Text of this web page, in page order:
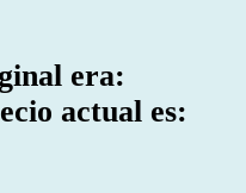
era:
actual es: